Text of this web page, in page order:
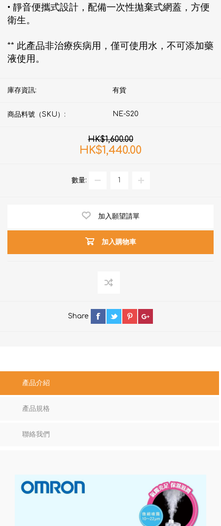
• 靜音便攜式設計，配備一次性拋棄式網蓋，方便
衛生。
** 此產品非治療疾病用，僅可使用水，不可添加藥
液使用。
庫存資訊: 有貨
商品料號（SKU）: NE-S20
HK$1,600.00
HK$1,440.00
數量:
加入願望請單
加入購物車
Share
產品介紹
產品規格
聯絡我們